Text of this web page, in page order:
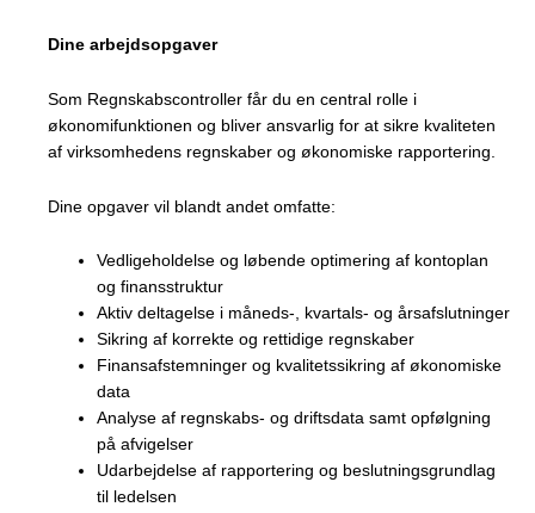
Dine arbejdsopgaver
Som Regnskabscontroller får du en central rolle i
økonomifunktionen og bliver ansvarlig for at sikre kvaliteten
af virksomhedens regnskaber og økonomiske rapportering.
Dine opgaver vil blandt andet omfatte:
Vedligeholdelse og løbende optimering af kontoplan
og finansstruktur
Aktiv deltagelse i måneds-, kvartals- og årsafslutninger
Sikring af korrekte og rettidige regnskaber
Finansafstemninger og kvalitetssikring af økonomiske
data
Analyse af regnskabs- og driftsdata samt opfølgning
på afvigelser
Udarbejdelse af rapportering og beslutningsgrundlag
til ledelsen